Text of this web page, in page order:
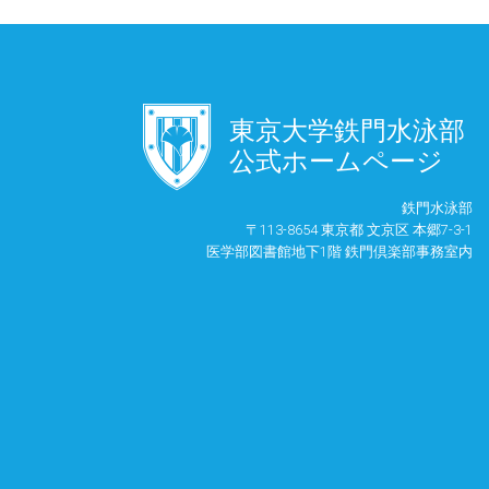
󿾱
東京大学鉄門水泳部
公式ホームページ
鉄門水泳部
〒113-8654 東京都 文京区 本郷7-3-1
医学部図書館地下1階 鉄門倶楽部事務室内